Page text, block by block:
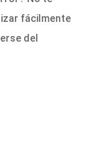
fácilmente
del